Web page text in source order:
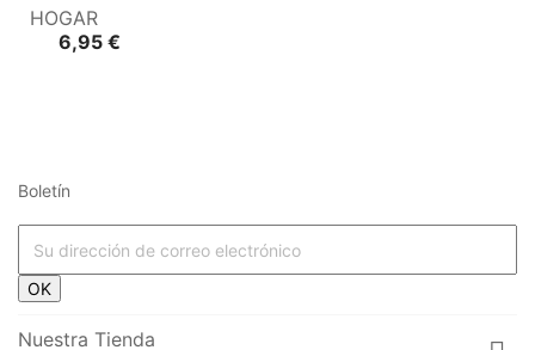
HOGAR
6,95 €Precio

 



 


 
 
Boletín
OK
Nuestra Tienda